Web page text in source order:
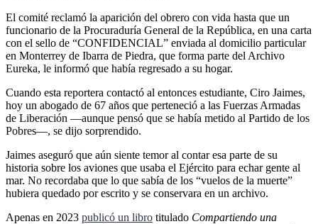
El comité reclamó la aparición del obrero con vida hasta que un
funcionario de la Procuraduría General de la República, en una carta
con el sello de “CONFIDENCIAL” enviada al domicilio particular
en Monterrey de Ibarra de Piedra, que forma parte del Archivo
Eureka, le informó que había regresado a su hogar.
Cuando esta reportera contactó al entonces estudiante, Ciro Jaimes,
hoy un abogado de 67 años que perteneció a las Fuerzas Armadas
de Liberación —aunque pensó que se había metido al Partido de los
Pobres—, se dijo sorprendido.
Jaimes aseguró que aún siente temor al contar esa parte de su
historia sobre los aviones que usaba el Ejército para echar gente al
mar. No recordaba que lo que sabía de los “vuelos de la muerte”
hubiera quedado por escrito y se conservara en un archivo.
Apenas en 2023 publicó un libro titulado Compartiendo una